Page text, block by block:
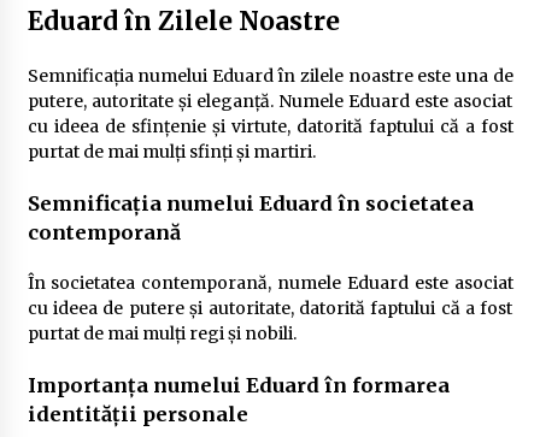
Eduard în Zilele Noastre
Semnificația numelui Eduard în zilele noastre este una de
putere, autoritate și eleganță. Numele Eduard este asociat
cu ideea de sfințenie și virtute, datorită faptului că a fost
purtat de mai mulți sfinți și martiri.
Semnificația numelui Eduard în societatea
contemporană
În societatea contemporană, numele Eduard este asociat
cu ideea de putere și autoritate, datorită faptului că a fost
purtat de mai mulți regi și nobili.
Importanța numelui Eduard în formarea
identității personale